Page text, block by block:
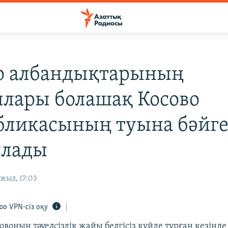
албандықтарының
болашақ Косово
туына бәйге
17:03
VPN-сіз оқу